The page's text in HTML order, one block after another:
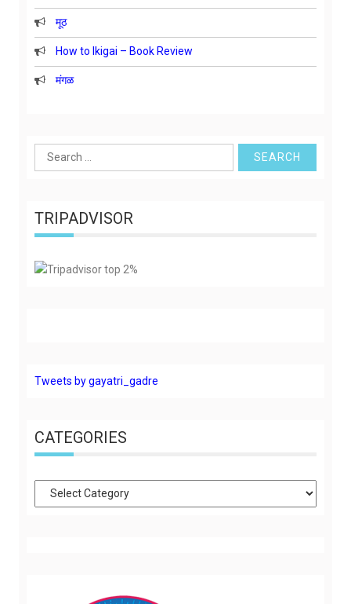
मूठ
How to Ikigai – Book Review
मंगळ
Search
for:
TRIPADVISOR
Tweets by gayatri_gadre
CATEGORIES
Categories